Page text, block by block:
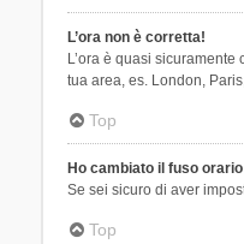
L’ora non è corretta!
L’ora è quasi
tua area, es. London,
Top
Ho cambiato il fuso
Se sei sicuro di aver
Top